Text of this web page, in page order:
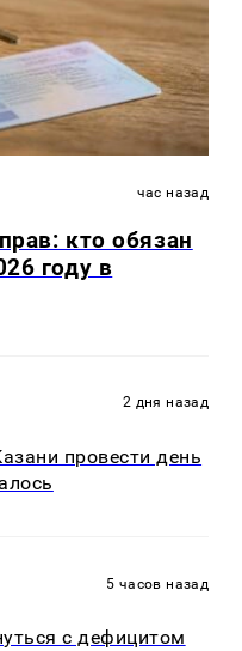
час назад
кто обязан
году в
2 дня назад
провести день
5 часов назад
с дефицитом